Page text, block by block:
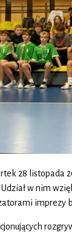
28 listopada
Udział w nim
imprezy